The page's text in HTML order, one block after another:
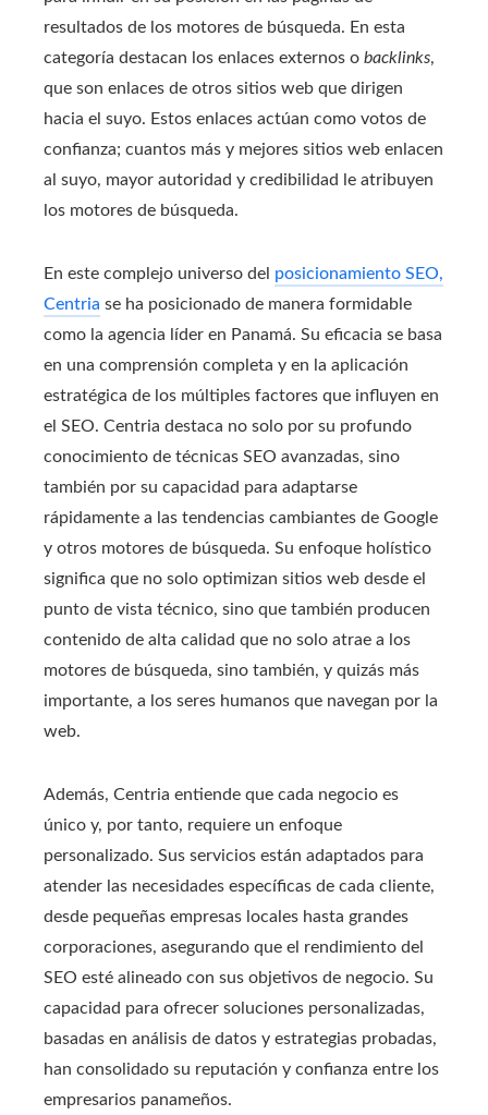
resultados de los motores de búsqueda. En esta
categoría destacan los enlaces externos o backlinks,
que son enlaces de otros sitios web que dirigen
hacia el suyo. Estos enlaces actúan como votos de
confianza; cuantos más y mejores sitios web enlacen
al suyo, mayor autoridad y credibilidad le atribuyen
los motores de búsqueda.
En este complejo universo del posicionamiento SEO,
Centria se ha posicionado de manera formidable
como la agencia líder en Panamá. Su eficacia se basa
en una comprensión completa y en la aplicación
estratégica de los múltiples factores que influyen en
el SEO. Centria destaca no solo por su profundo
conocimiento de técnicas SEO avanzadas, sino
también por su capacidad para adaptarse
rápidamente a las tendencias cambiantes de Google
y otros motores de búsqueda. Su enfoque holístico
significa que no solo optimizan sitios web desde el
punto de vista técnico, sino que también producen
contenido de alta calidad que no solo atrae a los
motores de búsqueda, sino también, y quizás más
importante, a los seres humanos que navegan por la
web.
Además, Centria entiende que cada negocio es
único y, por tanto, requiere un enfoque
personalizado. Sus servicios están adaptados para
atender las necesidades específicas de cada cliente,
desde pequeñas empresas locales hasta grandes
corporaciones, asegurando que el rendimiento del
SEO esté alineado con sus objetivos de negocio. Su
capacidad para ofrecer soluciones personalizadas,
basadas en análisis de datos y estrategias probadas,
han consolidado su reputación y confianza entre los
empresarios panameños.